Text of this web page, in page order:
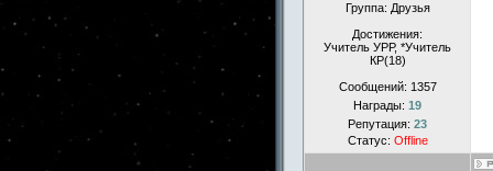
Группа: Друзья
Достижения:
Учитель УРР, *Учитель
КР(18)
Сообщений: 1357
Награды: 19
Репутация: 23
Статус: Offline